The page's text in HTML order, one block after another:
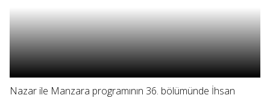
Nazar ile Manzara programının 36. bölümünde İhsan